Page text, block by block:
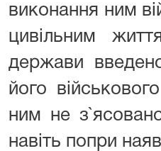
виконання ним
цивільним
держави
його
ним не
навіть попри